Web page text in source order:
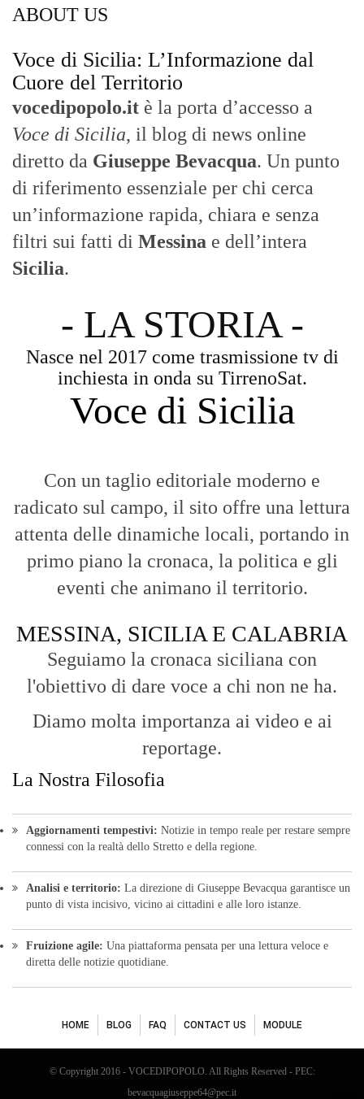
ABOUT US
Voce di Sicilia: L’Informazione dal
Cuore del Territorio
vocedipopolo.it è la porta d’accesso a
Voce di Sicilia, il blog di news online
diretto da Giuseppe Bevacqua. Un punto
di riferimento essenziale per chi cerca
un’informazione rapida, chiara e senza
filtri sui fatti di Messina e dell’intera
Sicilia.
- LA STORIA -
Nasce nel 2017 come trasmissione tv di
inchiesta in onda su TirrenoSat.
Voce di Sicilia
Con un taglio editoriale moderno e
radicato sul campo, il sito offre una lettura
attenta delle dinamiche locali, portando in
primo piano la cronaca, la politica e gli
eventi che animano il territorio.
MESSINA, SICILIA E CALABRIA
Seguiamo la cronaca siciliana con
l'obiettivo di dare voce a chi non ne ha.
Diamo molta importanza ai video e ai
reportage.
La Nostra Filosofia
Aggiornamenti tempestivi: Notizie in tempo reale per restare sempre
connessi con la realtà dello Stretto e della regione.
Analisi e territorio: La direzione di Giuseppe Bevacqua garantisce un
punto di vista incisivo, vicino ai cittadini e alle loro istanze.
Fruizione agile: Una piattaforma pensata per una lettura veloce e
diretta delle notizie quotidiane.
HOME BLOG FAQ CONTACT US MODULE
© Copyright 2016 - VOCEDIPOPOLO. All Rights Reserved - PEC:
bevacquagiuseppe64@pec.it